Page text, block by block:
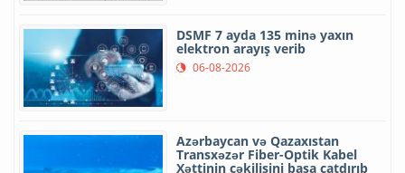
DSMF 7 ayda 135 minə yaxın
elektron arayış verib
06-08-2026
Azərbaycan və Qazaxıstan
Transxəzər Fiber-Optik Kabel
Xəttinin çəkilişini başa çatdırıb